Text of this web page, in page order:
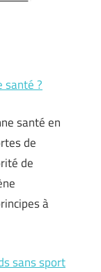
santé ?
santé en
de
de
à
sans sport